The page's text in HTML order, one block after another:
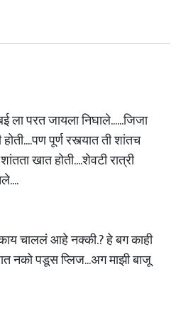
ला परत जायला निघाले......जिजा
पूर्ण रस्त्यात ती शांतच
खात होती....शेवटी रात्री
चाललं आहे नक्की.? हे बग काही
नको पडूस प्लिज...अग माझी बाजू